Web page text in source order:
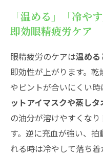
「温める」「冷や
即効眼精疲労ケア
眼精疲労のケアは温める
即効性が上がります。
やピントが合いにくい時
ットアイマスクや蒸しタ
の油分が溶けやすくな
す。逆に充血が強い、
れる時は冷やして落ち